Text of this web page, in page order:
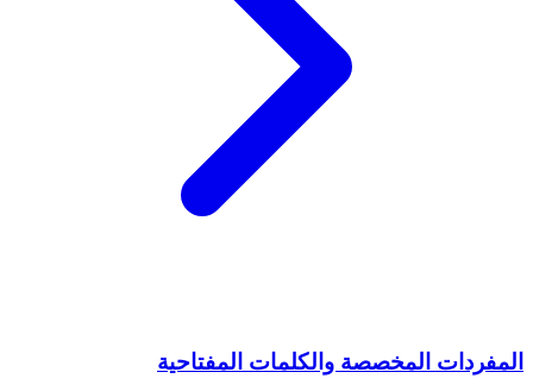
المفردات المخصصة والكلمات المفتاحية